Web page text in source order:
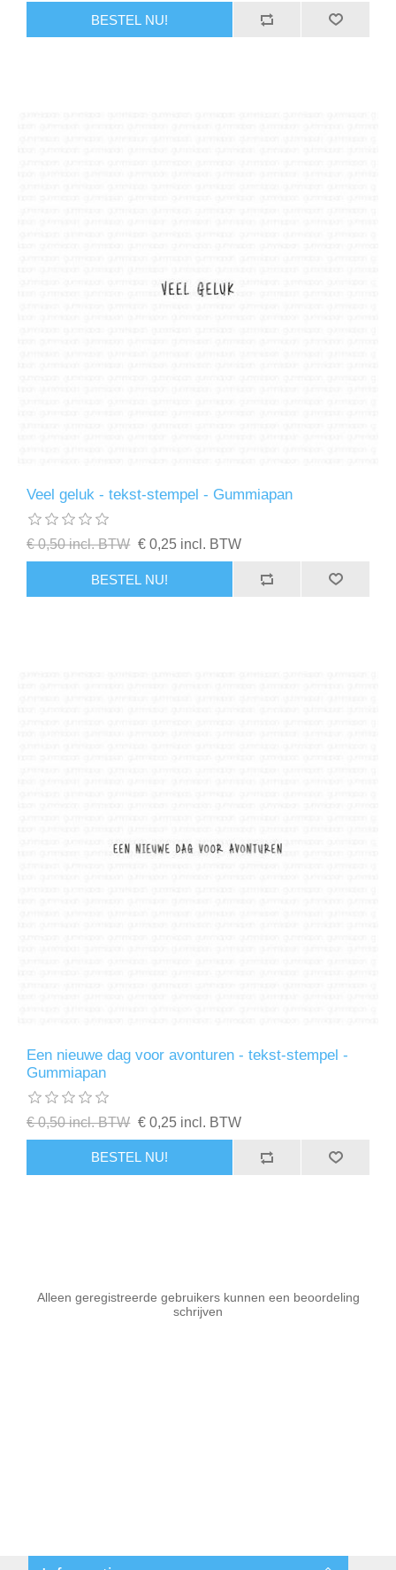
BESTEL NU!
Veel geluk - tekst-stempel - Gummiapan
€ 0,50 incl. BTW € 0,25 incl. BTW
BESTEL NU!
Een nieuwe dag voor avonturen - tekst-stempel -
Gummiapan
€ 0,50 incl. BTW € 0,25 incl. BTW
BESTEL NU!
Alleen geregistreerde gebruikers kunnen een beoordeling
schrijven